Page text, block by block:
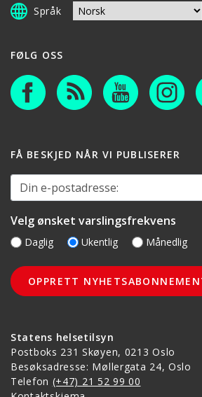
Språk
Statens helsetilsyn
Postboks 231 Skøyen, 0213 Oslo
Besøksadresse: Møllergata 24, Oslo
Telefon (+47) 21 52 99 00
FØLG OSS
FÅ BESKJED NÅR VI PUBLISERER
Din e-postadresse:
Velg ønsket varslingsfrekvens
Daglig Ukentlig Månedlig